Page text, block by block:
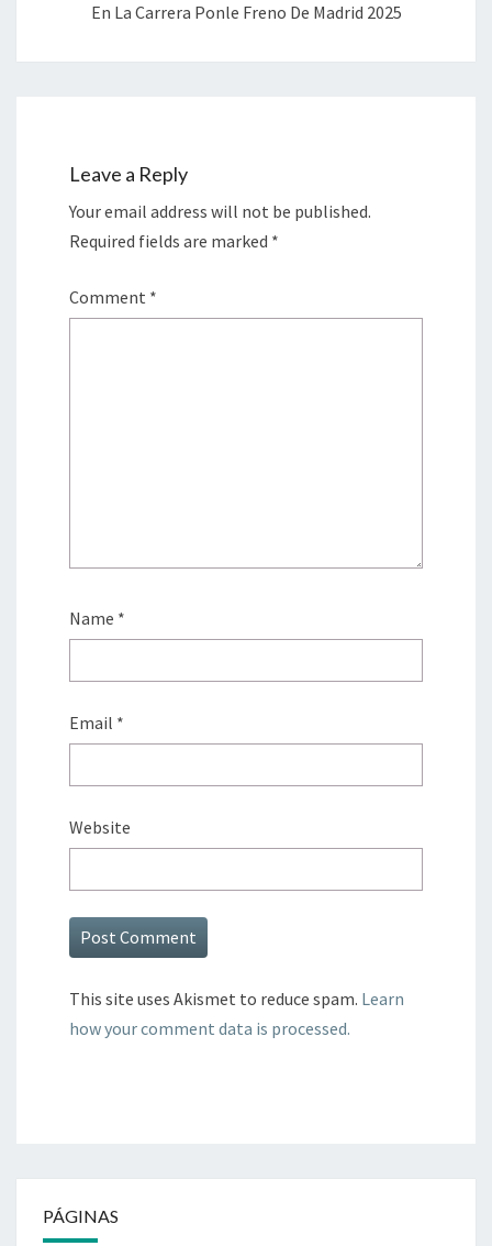
En La Carrera Ponle Freno De Madrid 2025
Leave a Reply
Your email address will not be published.
Required fields are marked *
Comment *
Name *
Email *
Website
This site uses Akismet to reduce spam. Learn
how your comment data is processed.
PÁGINAS